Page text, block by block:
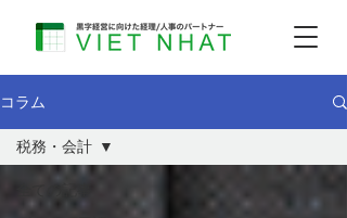
コラム
税務・会計